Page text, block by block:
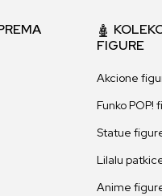
FIGURE
Akcione
Funko POP!
Statue
Lilalu
Anime